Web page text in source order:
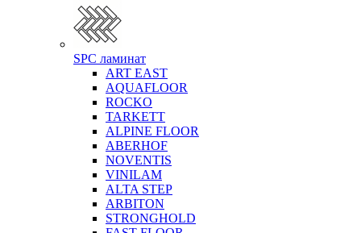
SPC ламинат
ART EAST
AQUAFLOOR
ROCKO
TARKETT
ALPINE FLOOR
ABERHOF
NOVENTIS
VINILAM
ALTA STEP
ARBITON
STRONGHOLD